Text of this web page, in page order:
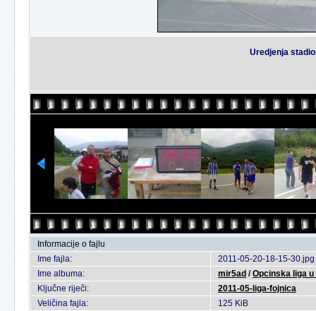
Uredjenja
Informacije o fajlu
Ime fajla:
2011-05-20-18-15-30.jpg
Ime albuma:
mir5ad /Opcinska liga
Ključne riječi:
2011-05-liga-fojnica
Veličina fajla:
125 KiB